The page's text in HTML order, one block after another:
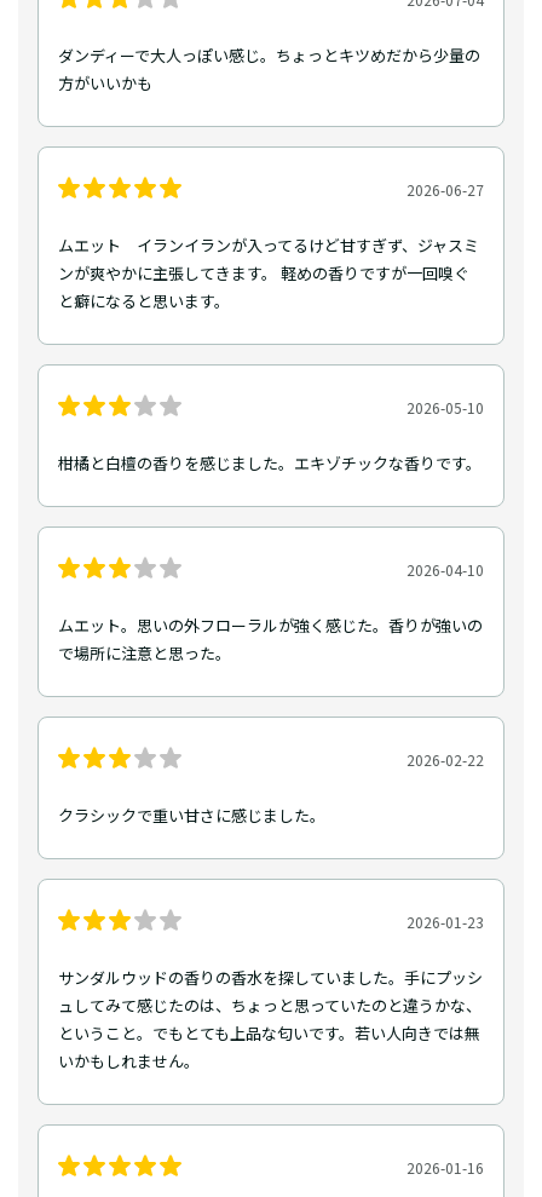
ダンディーで大人っぽい感じ。ちょっとキツめだから少量の
方がいいかも
2026-06-27
ムエット イランイランが入ってるけど甘すぎず、ジャスミ
ンが爽やかに主張してきます。 軽めの香りですが一回嗅ぐ
と癖になると思います。
2026-05-10
柑橘と白檀の香りを感じました。エキゾチックな香りです。
2026-04-10
ムエット。思いの外フローラルが強く感じた。香りが強いの
で場所に注意と思った。
2026-02-22
クラシックで重い甘さに感じました。
2026-01-23
サンダルウッドの香りの香水を探していました。手にプッシ
ュしてみて感じたのは、ちょっと思っていたのと違うかな、
ということ。でもとても上品な匂いです。若い人向きでは無
いかもしれません。
2026-01-16